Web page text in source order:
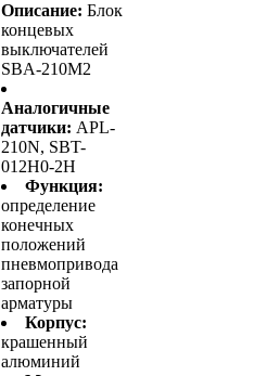
Описание: Блок
концевых
выключателей
SBA-210M2
Аналогичные
датчики: APL-
210N, SBT-
012H0-2H
Функция:
определение
конечных
положений
пневмопривода
запорной
арматуры
Корпус:
крашенный
алюминий